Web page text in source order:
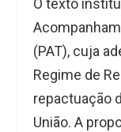
O texto
(PAT), cuja
Regime de
repactuação
União. A